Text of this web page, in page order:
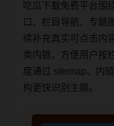
吃瓜下载免费平台围
口、栏目导航、专题
续补充真实可点击内
类内链，方便用户按
度通过 sitemap、内
构更快识别主题。